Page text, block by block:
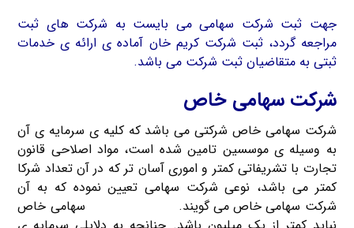
جهت ثبت شرکت سهامی می بایست به شرکت های ثبت
مراجعه گردد، ثبت شرکت کریم خان آماده ی ارائه ی خدمات
ثبتی به متقاضیان ثبت شرکت می باشد.
شرکت سهامی خاص
شرکت سهامی خاص شرکتی می باشد که کلیه ی سرمایه ی آن
به وسیله ی موسسین تامین شده است، مواد اصلاحی قانون
تجارت با تشریفاتی کمتر و اموری آسان تر که در آن تعداد شرکا
کمتر می باشد، نوعی شرکت سهامی تعیین نموده که به آن
شرکت سهامی خاص می گویند.
سهامی خاص